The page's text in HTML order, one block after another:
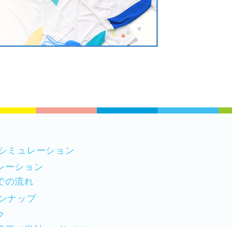
ミュレーション
ーション
の流れ
ナップ